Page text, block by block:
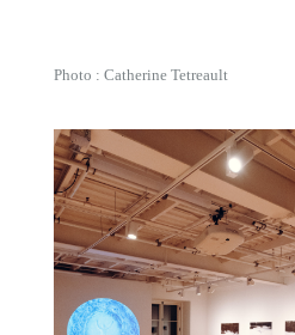
Photo : Catherine Tetreault